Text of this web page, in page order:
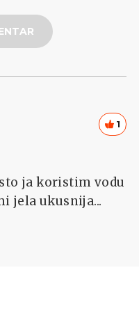
1
ja koristim vodu
jela ukusnija...